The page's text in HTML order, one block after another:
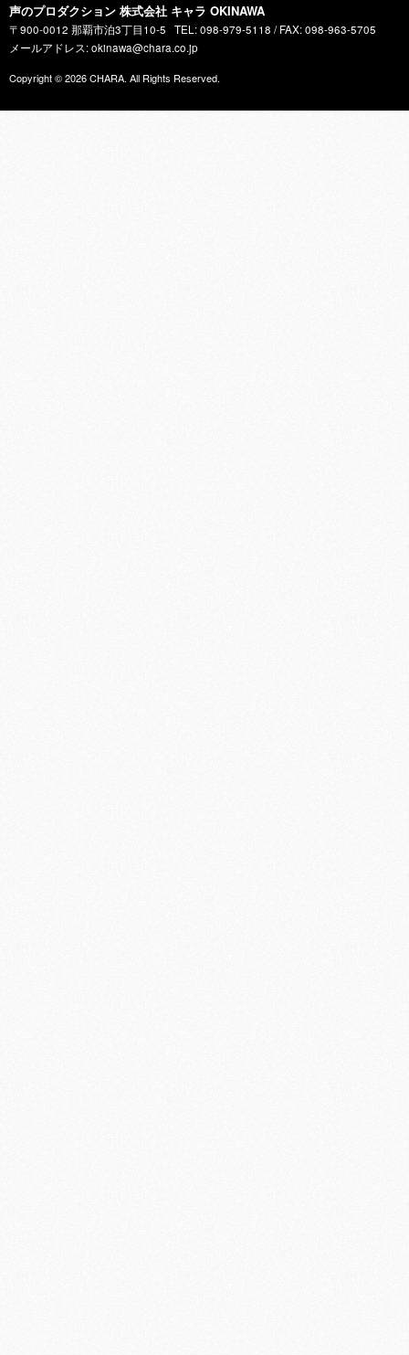
声のプロダクション 株式会社 キャラ OKINAWA
〒900-0012 那覇市泊3丁目10-5
TEL: 098-979-5118 / FAX: 098-963-5705
メールアドレス: okinawa@chara.co.jp
Copyright © 2026CHARA. All Rights Reserved.